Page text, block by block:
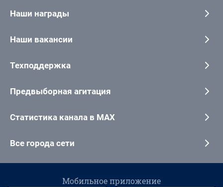
Наши награды
Наши вакансии
Техподдержка
Предвыборная агитация
Статистика канала в MAX
Все города сети
Мобильное приложение